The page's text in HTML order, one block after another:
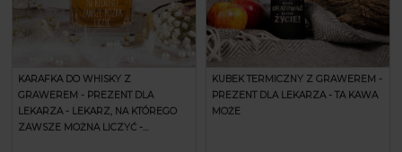
KARAFKA DO WHISKY Z
GRAWEREM - PREZENT DLA
LEKARZA - LEKARZ, NA KTÓREGO
ZAWSZE MOŻNA LICZYĆ -
KUBEK TERMICZNY Z GRAWEREM -
PREZENT DLA LEKARZA - TA KAWA
MOŻE